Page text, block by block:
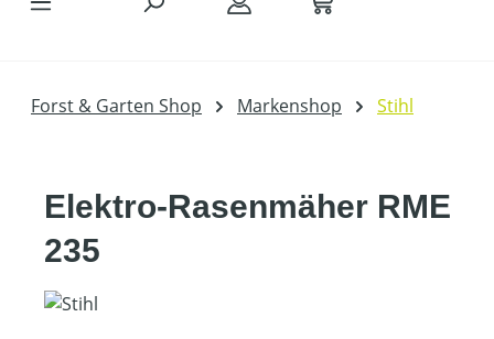
Forst & Garten Shop Markenshop Stihl
Elektro-Rasenmäher RME
235